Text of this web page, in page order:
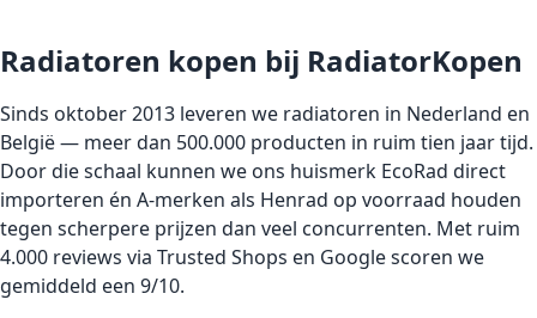
Radiatoren kopen bij RadiatorKopen
Sinds oktober 2013 leveren we radiatoren in Nederland en
België — meer dan 500.000 producten in ruim tien jaar tijd.
Door die schaal kunnen we ons huismerk EcoRad direct
importeren én A-merken als Henrad op voorraad houden
tegen scherpere prijzen dan veel concurrenten. Met ruim
4.000 reviews via Trusted Shops en Google scoren we
gemiddeld een 9/10.